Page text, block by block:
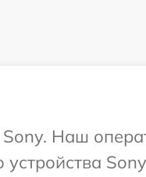
Sony. Наш